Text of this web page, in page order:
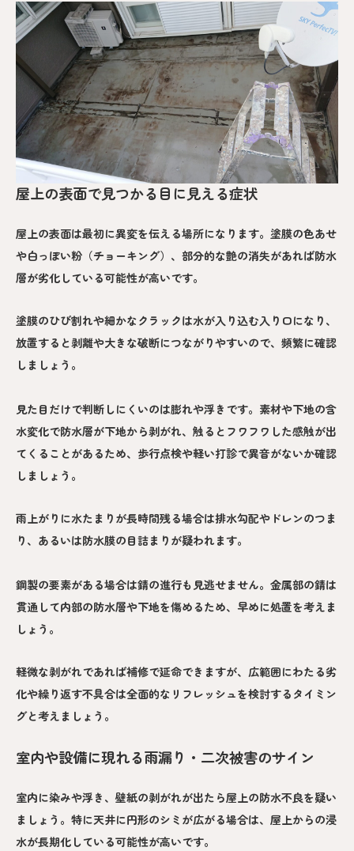
屋上の表面で見つかる目に見える症状
屋上の表面は最初に異変を伝える場所になります。塗膜の色あせ
や白っぽい粉（チョーキング）、部分的な艶の消失があれば防水
層が劣化している可能性が高いです。
塗膜のひび割れや細かなクラックは水が入り込む入り口になり、
放置すると剥離や大きな破断につながりやすいので、頻繁に確認
しましょう。
見た目だけで判断しにくいのは膨れや浮きです。素材や下地の含
水変化で防水層が下地から剥がれ、触るとフワフワした感触が出
てくることがあるため、歩行点検や軽い打診で異音がないか確認
しましょう。
雨上がりに水たまりが長時間残る場合は排水勾配やドレンのつま
り、あるいは防水膜の目詰まりが疑われます。
鋼製の要素がある場合は錆の進行も見逃せません。金属部の錆は
貫通して内部の防水層や下地を傷めるため、早めに処置を考えま
しょう。
軽微な剥がれであれば補修で延命できますが、広範囲にわたる劣
化や繰り返す不具合は全面的なリフレッシュを検討するタイミン
グと考えましょう。
室内や設備に現れる雨漏り・二次被害のサイン
室内に染みや浮き、壁紙の剥がれが出たら屋上の防水不良を疑い
ましょう。特に天井に円形のシミが広がる場合は、屋上からの浸
水が長期化している可能性が高いです。